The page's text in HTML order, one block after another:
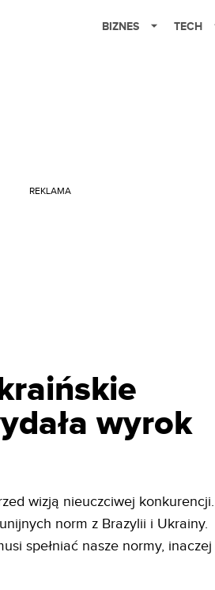
BIZNES TECH
REKLAMA
wyrok
wizją nieuczciwej konkurencji.
norm z Brazylii i Ukrainy.
spełniać nasze normy, inaczej